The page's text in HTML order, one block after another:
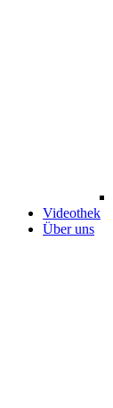
Videothek
Über uns